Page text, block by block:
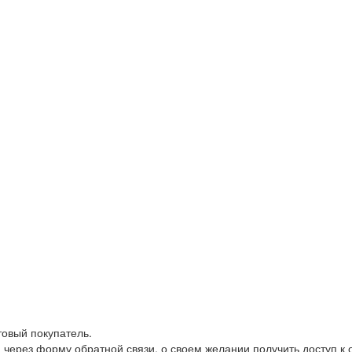
покупатель.
форму обратной связи, о своем желании получить доступ